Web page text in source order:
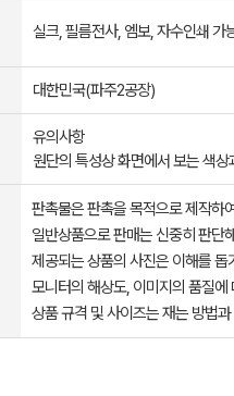
실크, 필름전사, 엠보, 자수인쇄 가
대한민국(파주2공장)
유의사항
원단의 특성상 화면에서 보는 색
판촉물은 판촉을 목적으로 제작하
일반상품으로 판매는 신중히 판단
제공되는 상품의 사진은 이해를
모니터의 해상도, 이미지의 품질
상품 규격 및 사이즈는 재는 방법